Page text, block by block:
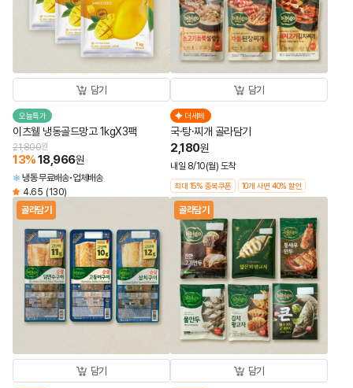
담기
오늘특가
이츠웰 냉동골드망고 1kgX3팩
21,800원
13%18,966원
냉동무료배송 업체배송
4.65 (130)
담기
더세페
국·탕·찌개 골라담기
2,180원
내일 8/10(월) 도착
최대 15% 중복쿠폰 10개 사면 40% 할인
골라담기
담기
골라담기
담기